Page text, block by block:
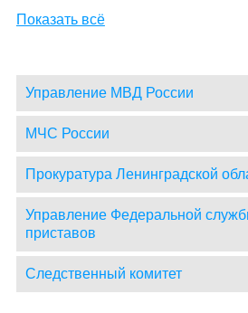
Показать всё
Управление МВД России
МЧС России
Прокуратура Ленинградской
Управление Федеральной
приставов
Следственный комитет